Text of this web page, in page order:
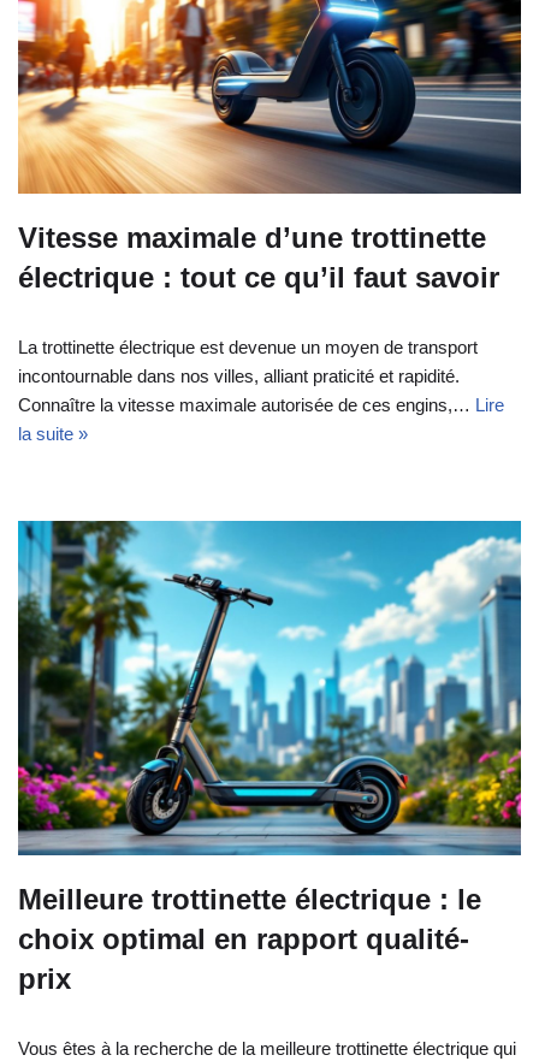
Vitesse maximale d’une trottinette
électrique : tout ce qu’il faut savoir
La trottinette électrique est devenue un moyen de transport
incontournable dans nos villes, alliant praticité et rapidité.
Connaître la vitesse maximale autorisée de ces engins,… Lire
la suite »
Meilleure trottinette électrique : le
choix optimal en rapport qualité-
prix
Vous êtes à la recherche de la meilleure trottinette électrique qui